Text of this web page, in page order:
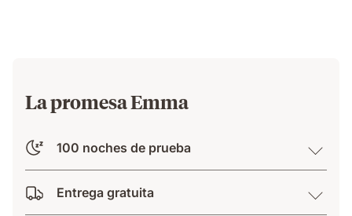
La promesa Emma
100 noches de prueba
Entrega gratuita